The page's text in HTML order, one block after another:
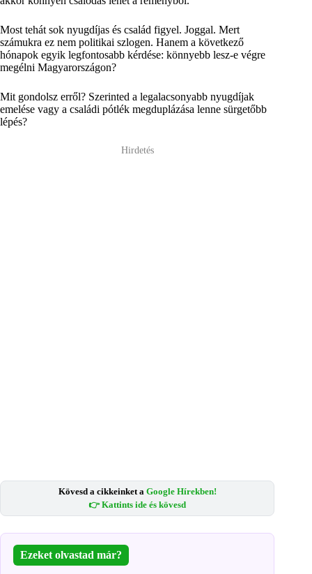
Most tehát sok nyugdíjas és család figyel. Joggal. Mert
számukra ez nem politikai szlogen. Hanem a következő
hónapok egyik legfontosabb kérdése: könnyebb lesz-e végre
megélni Magyarországon?
Mit gondolsz erről? Szerinted a legalacsonyabb nyugdíjak
emelése vagy a családi pótlék megduplázása lenne sürgetőbb
lépés?
Hirdetés
Kövesd a cikkeinket a Google Hírekben!
👉 Kattints ide és kövesd
Ezeket olvastad már?